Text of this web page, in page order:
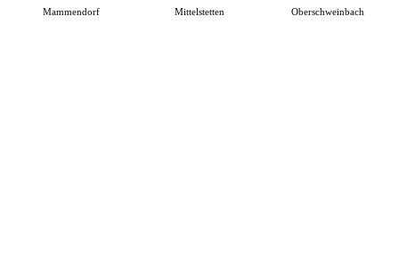
Mammendorf Mittelstetten Oberschweinbach